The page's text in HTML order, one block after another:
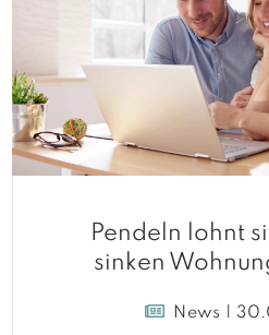
Pendeln lohnt
sinken
News |